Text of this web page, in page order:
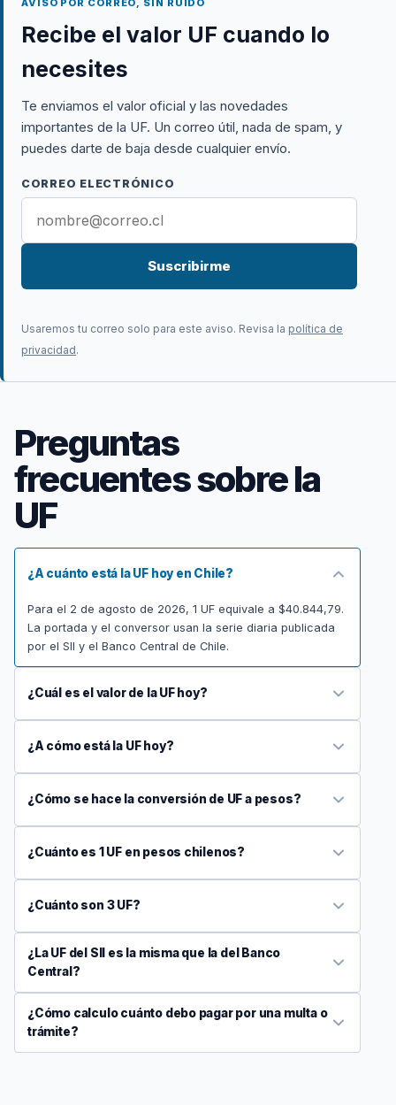
Recibe el valor UF cuando lo
necesites
Te enviamos el valor oficial y las novedades
importantes de la UF. Un correo útil, nada de spam, y
puedes darte de baja desde cualquier envío.
CORREO ELECTRÓNICO
Suscribirme
Usaremos tu correo solo para este aviso. Revisa la política de
privacidad.
Preguntas
frecuentes sobre la
UF
¿A cuánto está la UF hoy en Chile?
Para el 2 de agosto de 2026, 1 UF equivale a $40.844,79.
La portada y el conversor usan la serie diaria publicada
por el SII y el Banco Central de Chile.
¿Cuál es el valor de la UF hoy?
¿A cómo está la UF hoy?
¿Cómo se hace la conversión de UF a pesos?
¿Cuánto es 1 UF en pesos chilenos?
¿Cuánto son 3 UF?
¿La UF del SII es la misma que la del Banco
Central?
¿Cómo calculo cuánto debo pagar por una multa o
trámite?